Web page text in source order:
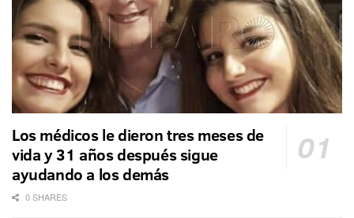
Los médicos le dieron tres meses de
vida y 31 años después sigue
ayudando a los demás
0 SHARES